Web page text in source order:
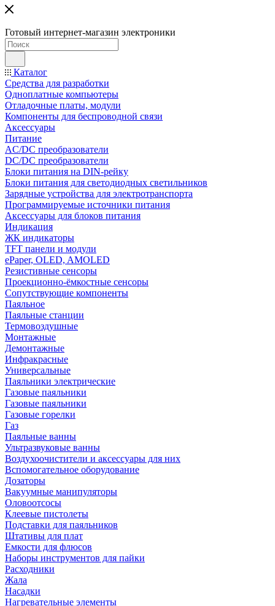
Готовый интернет-магазин электроники
Каталог
Средства для разработки
Одноплатные компьютеры
Отладочные платы, модули
Компоненты для беспроводной связи
Аксессуары
Питание
AC/DC преобразователи
DC/DC преобразователи
Блоки питания на DIN-рейку
Блоки питания для светодиодных светильников
Зарядные устройства для электротранспорта
Программируемые источники питания
Аксессуары для блоков питания
Индикация
ЖК индикаторы
TFT панели и модули
ePaper, OLED, AMOLED
Резистивные сенсоры
Проекционно-ёмкостные сенсоры
Сопутствующие компоненты
Паяльное
Паяльные станции
Термовоздушные
Монтажные
Демонтажные
Инфракрасные
Универсальные
Паяльники электрические
Газовые паяльники
Газовые паяльники
Газовые горелки
Газ
Паяльные ванны
Ультразвуковые ванны
Воздухоочистители и аксессуары для них
Вспомогательное оборудование
Дозаторы
Вакуумные манипуляторы
Оловоотсосы
Клеевые пистолеты
Подставки для паяльников
Штативы для плат
Емкости для флюсов
Наборы инструментов для пайки
Расходники
Жала
Насадки
Нагревательные элементы